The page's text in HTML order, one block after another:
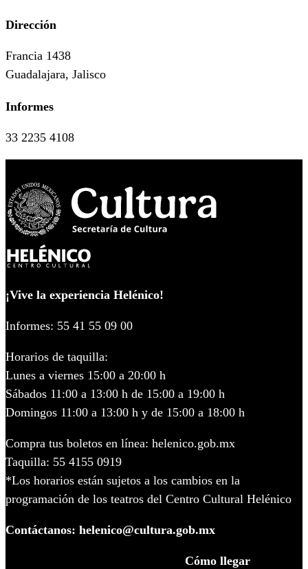
Dirección
Francia 1438
Guadalajara, Jalisco
Informes
33 2235 4108
¡Vive la experiencia Helénico!
Informes: 55 41 55 09 00
Horarios de taquilla:
Lunes a viernes 15:00 a 20:00 h
Sábados 11:00 a 13:00 h de 15:00 a 19:00 h
Domingos 11:00 a 13:00 h y de 15:00 a 18:00 h
Compra tus boletos en línea: helenico.gob.mx
Taquilla: 55 4155 0919
*Los horarios están sujetos a los cambios en la
programación de los teatros del Centro Cultural Helénico
Contáctanos: helenico@cultura.gob.mx
Cómo llegar